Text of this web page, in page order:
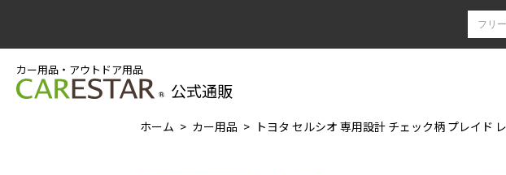
カー用品・アウトドア用品
公式通販
ホーム カー用品 トヨタ セルシオ 専用設計 チェック柄 プレイド